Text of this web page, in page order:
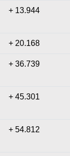
+ 13.944
+ 20.168
+ 36.739
+ 45.301
+ 54.812